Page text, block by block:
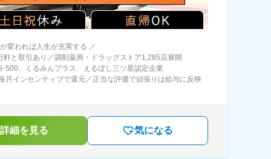
変われば人生が充実する ／
と取引あり／調剤薬局・ドラッグストア1,285店展開
500、くるみんプラス、えるぼし三ツ星認定企業
月インセンティブで還元／正当な評価で頑張りは給与に反映
細を見る 気になる